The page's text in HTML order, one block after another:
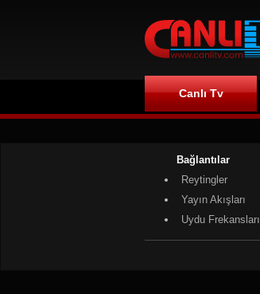
Canlı Tv
Bağlantılar
Reytingler
Yayın Akışları
Uydu Frekansları